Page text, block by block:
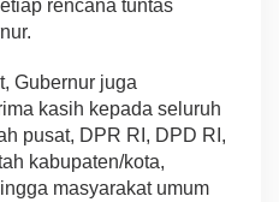
rencana tuntas
Gubernur juga
kasih kepada seluruh
pusat, DPR RI, DPD RI,
kabupaten/kota,
masyarakat umum